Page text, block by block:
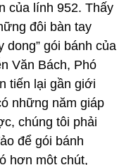
của lính 952. Thấy
đôi bàn tay
dong” gói bánh của
Văn Bách, Phó
tiến lại gần giới
những năm giáp
chúng tôi phải
để gói bánh
hơn một chút,